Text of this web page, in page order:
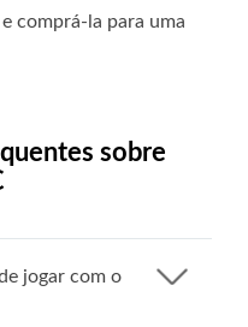
comprá-la para uma
sobre
jogar com o